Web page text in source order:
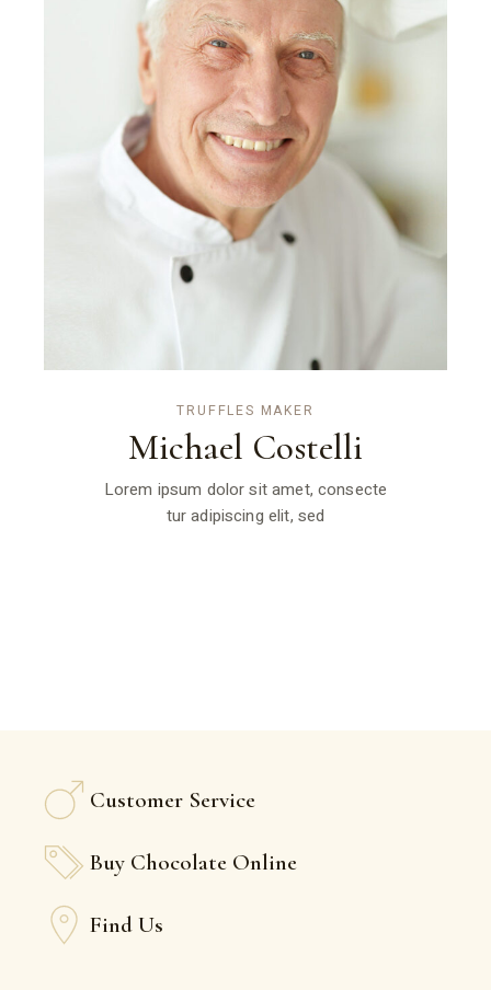
TRUFFLES MAKER
Michael Costelli
Lorem ipsum dolor sit amet, consecte
tur adipiscing elit, sed
Customer Service
Buy Chocolate Online
Find Us